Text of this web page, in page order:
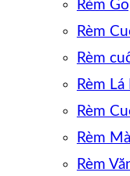
Rèm
Rèm
Rèm
Rèm Lá
Rèm
Rèm
Rèm